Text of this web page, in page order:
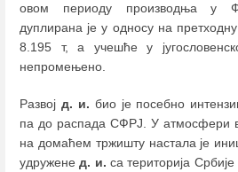
овом периоду производња у
дуплирана је у односу на
8.195 т, а учешће у
непромењено.
Развој д. и. био је посебно
па до распада СФРЈ. У атмосфери
на домаћем тржишту настала је
удруженед. и. са територија